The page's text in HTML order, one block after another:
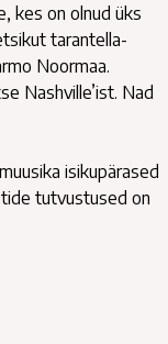
kes on olnud üks
tarantella-
Noormaa.
Nashville’ist. Nad
isikupärased
tutvustused on